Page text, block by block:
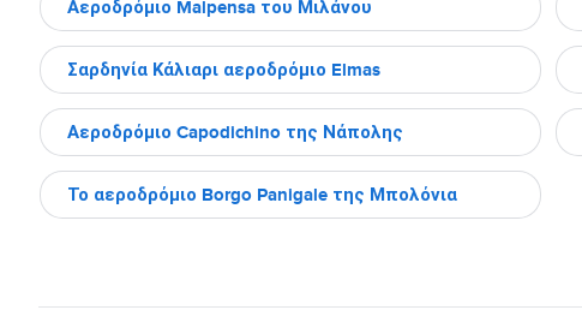
Αεροδρόμιο Malpensa του Μιλάνου
Σαρδηνία Κάλιαρι αεροδρόμιο Elmas
Αεροδρόμιο Capodichino της Νάπολης
Το αεροδρόμιο Borgo Panigale της Μπολόνια